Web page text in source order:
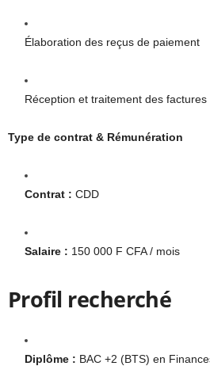
Élaboration des reçus de paiement
Réception et traitement des factures
Type de contrat & Rémunération
Contrat : CDD
Salaire : 150 000 F CFA / mois
Profil recherché
Diplôme : BAC +2 (BTS) en